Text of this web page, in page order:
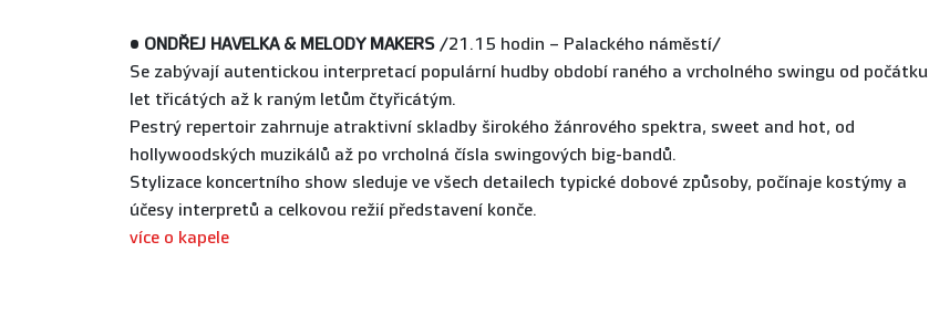
• ONDŘEJ HAVELKA & MELODY MAKERS /21.15 hodin – Palackého náměstí/
Se zabývají autentickou interpretací populární hudby období raného a vrcholného swingu od počátku
let třicátých až k raným letům čtyřicátým.
Pestrý repertoir zahrnuje atraktivní skladby širokého žánrového spektra, sweet and hot, od
hollywoodských muzikálů až po vrcholná čísla swingových big-bandů.
Stylizace koncertního show sleduje ve všech detailech typické dobové způsoby, počínaje kostýmy a
účesy interpretů a celkovou režií představení konče.
více o kapele